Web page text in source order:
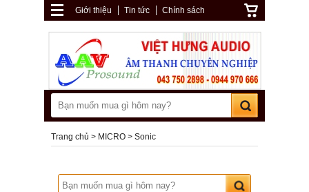
Giới thiệu Tin tức Chính sách
Trang chủ MICRO Sonic